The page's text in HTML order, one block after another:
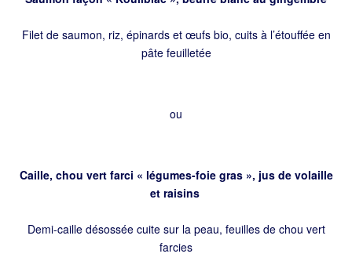
Filet de saumon, riz, épinards et œufs bio, cuits à l’étouffée en
pâte feuilletée
ou
Caille, chou vert farci « légumes-foie gras », jus de volaille
et raisins
Demi-caille désossée cuite sur la peau, feuilles de chou vert
farcies